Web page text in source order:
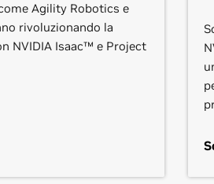
Exxact Corporation è
integratore di sistemi di
Agility Robotics e
rivoluzionando la
NVIDIA Isaac™ e Project